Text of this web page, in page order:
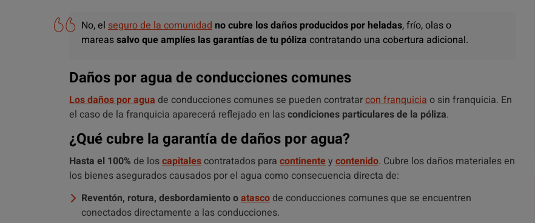
No, el seguro de la comunidad no cubre los daños producidos por heladas, frío, olas o
mareassalvo que amplíes las garantías de tu póliza contratando una cobertura adicional.
Daños por agua de conducciones comunes
Los daños por agua de conducciones comunes se pueden contratarcon franquiciao sin franquicia. En
el caso de la franquicia aparecerá reflejado en lascondiciones particulares de la póliza.
¿Qué cubre la garantía de daños por agua?
Hasta el 100% de loscapitalescontratados para continentey contenido. Cubre los daños materiales en
los bienes asegurados causados por el agua como consecuencia directa de:
Reventón, rotura, desbordamiento oatasco de conducciones comunes que se encuentren
conectados directamente a las conducciones.